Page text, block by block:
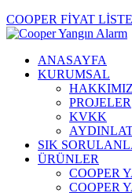
COOPER FİYAT
ANASAYFA
KURUMSAL
PROJELER
KVKK
SIK
ÜRÜNLER
COOPER
COOPER